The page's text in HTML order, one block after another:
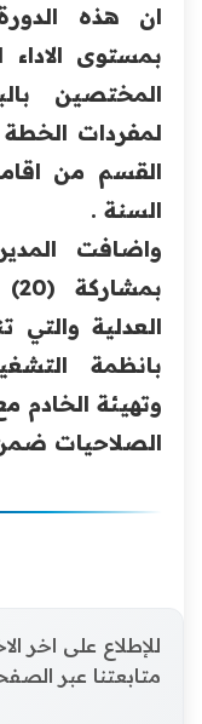
ان هذه
بمستوى
المختصين
لمفردات الخطة
القسم من
السنة .‏
واضافت
العدلية
‏بانظمة
وتهيئة الخادم
الصلاحيات
للإطلاع على اخر
متابعتنا عبر